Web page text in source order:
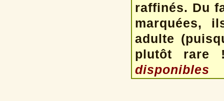
raffinés. Du
marquées,
adulte
plutôt
disponibles